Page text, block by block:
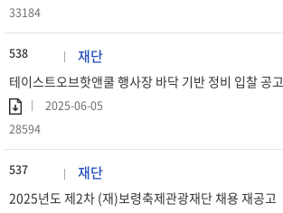
33184
538 재단
테이스트오브핫앤쿨 행사장 바닥 기반 정비 입찰 공고
2025-06-05
28594
537 재단
2025년도 제2차 (재)보령축제관광재단 채용 재공고